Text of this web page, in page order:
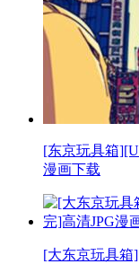
[东京玩具箱
漫画下载
[大东京玩具